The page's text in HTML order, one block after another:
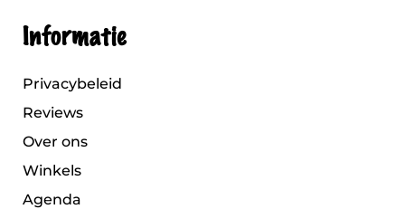
Informatie
Privacybeleid
Reviews
Over ons
Winkels
Agenda